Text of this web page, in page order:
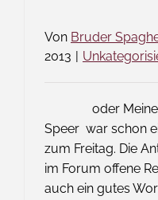
Von Bruder
2013 |
oder Meine
Speer war schon
zum Freitag. Die
im Forum offene
auch ein gutes